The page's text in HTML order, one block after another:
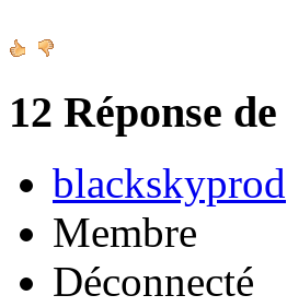
12 Réponse de
blackskyprod
Membre
Déconnecté